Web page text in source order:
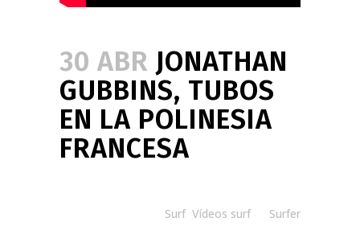
30 ABR JONATHAN
GUBBINS, TUBOS
EN LA POLINESIA
FRANCESA
Surf Vídeos surf
Surfer